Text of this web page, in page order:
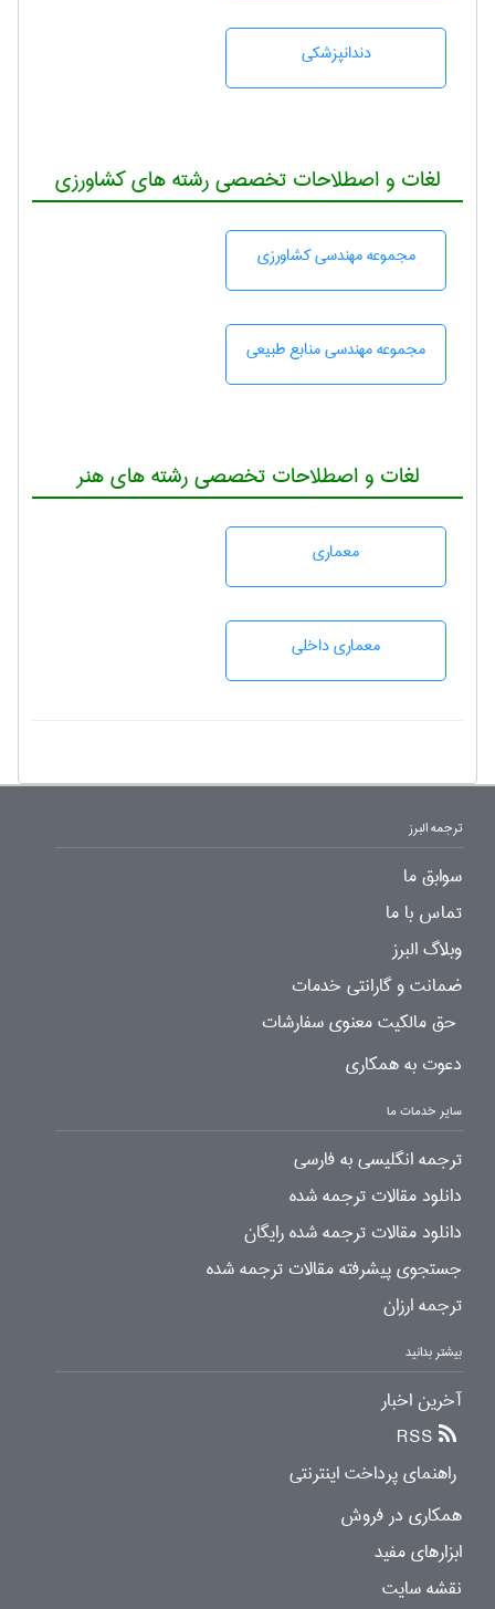
دندانپزشكی
لغات و اصطلاحات تخصصی رشته های کشاورزی
مجموعه مهندسی كشاورزی
مجموعه مهندسی منابع طبيعی
لغات و اصطلاحات تخصصی رشته های هنر
معماری
معماری داخلی
ترجمه البرز
سوابق ما
تماس با ما
وبلاگ البرز
ضمانت و گارانتی خدمات
حق مالکیت معنوی سفارشات
دعوت به همکاری
سایر خدمات ما
ترجمه انگلیسی به فارسی
دانلود مقالات ترجمه شده
دانلود مقالات ترجمه شده رایگان
جستجوی پیشرفته مقالات ترجمه شده
ترجمه ارزان
بیشتر بدانید
آخرین اخبار
RSS
راهنمای پرداخت اینترنتی
همکاری در فروش
ابزارهای مفید
نقشه سایت